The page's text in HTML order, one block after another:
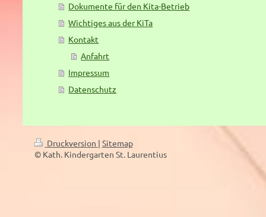
Dokumente für den Kita-Betrieb
Wichtiges aus der KiTa
Kontakt
Anfahrt
Impressum
Datenschutz
Druckversion | Sitemap
© Kath. Kindergarten St. Laurentius